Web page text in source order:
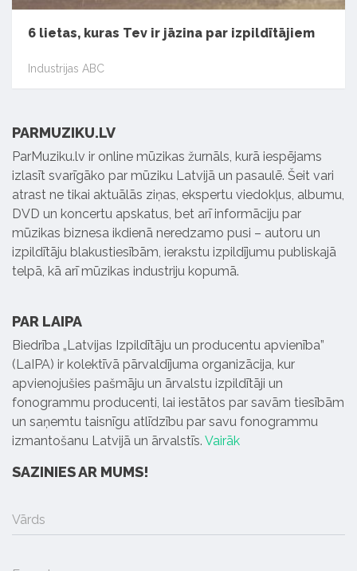
6 lietas, kuras Tev ir jāzina par izpildītājiem
Industrijas ABC
PARMUZIKU.LV
ParMuziku.lv ir online mūzikas žurnāls, kurā iespējams
izlasīt svarīgāko par mūziku Latvijā un pasaulē. Šeit vari
atrast ne tikai aktuālās ziņas, ekspertu viedokļus, albumu,
DVD un koncertu apskatus, bet arī informāciju par
mūzikas biznesa ikdienā neredzamo pusi – autoru un
izpildītāju blakustiesībām, ierakstu izpildījumu publiskajā
telpā, kā arī mūzikas industriju kopumā.
PAR LAIPA
Biedrība „Latvijas Izpildītāju un producentu apvienība”
(LaIPA) ir kolektīvā pārvaldījuma organizācija, kur
apvienojušies pašmāju un ārvalstu izpildītāji un
fonogrammu producenti, lai iestātos par savām tiesībām
un saņemtu taisnīgu atlīdzību par savu fonogrammu
izmantošanu Latvijā un ārvalstīs. Vairāk
SAZINIES AR MUMS!
Vārds